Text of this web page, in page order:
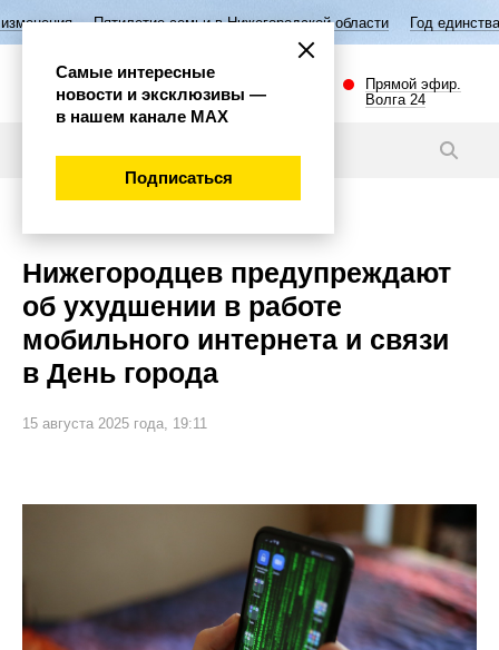
семьи в Нижегородской области Год единства народов
Прямой эфир.
Волга 24
Нижегородцев предупреждают
об ухудшении в работе
мобильного интернета и связи
в День города
15 августа 2025 года, 19:11
Самые интересные
новости и эксклюзивы —
в нашем канале МАХ
Подписаться